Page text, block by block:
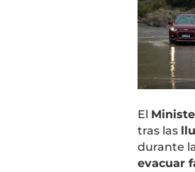
El
tras las
durante
evacuar